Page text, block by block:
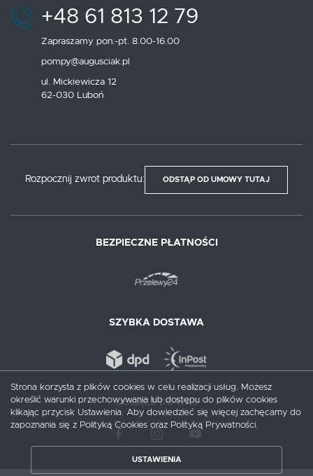
+48 61 813 12 79
Zapraszamy pon.-pt. 8.00-16.00
pompy@augusciak.pl
ul. Mickiewicza 12
62-030 Luboń
Rozpocznij zwrot produktu: ODSTĄP OD UMOWY TUTAJ
BEZPIECZNE PŁATNOŚCI
SZYBKA DOSTAWA
DOŁĄCZ DO NAS
Strona korzysta z plików cookies w celu realizacji usług. Możesz
określić warunki przechowywania lub dostępu do plików cookies
klikając przycisk Ustawienia. Aby dowiedzieć się więcej zachęcamy do
zapoznania się z Polityką Cookies oraz Polityką Prywatności.
USTAWIENIA
ZAPISZ WYBRANE